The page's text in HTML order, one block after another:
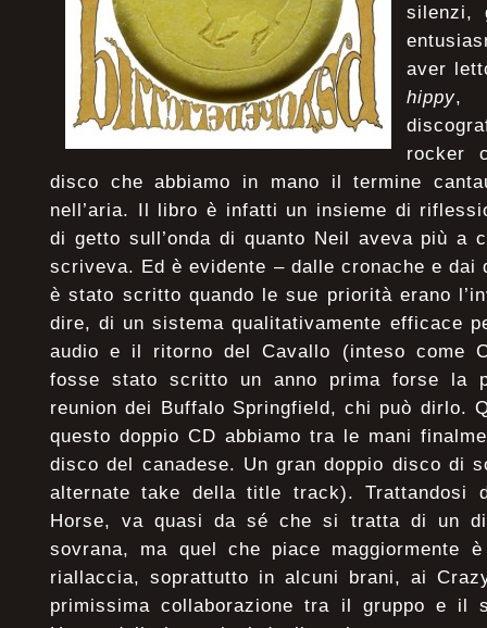
silenzi,
aver
hippy,
rocker
disco che abbiamo in mano il termine
nell’aria. Il libro è infatti un insieme di
di getto sull’onda di quanto Neil aveva più a
scriveva. Ed è evidente – dalle cronache e
è stato scritto quando le sue priorità erano
dire, di un sistema qualitativamente efficace
audio e il ritorno del Cavallo (inteso come
fosse stato scritto un anno prima forse la
reunion dei Buffalo Springfield, chi può dirlo.
questo doppio CD abbiamo tra le mani
disco del canadese. Un gran doppio disco di
alternate take della title track). Trattandosi
Horse, va quasi da sé che si tratta di un
sovrana, ma quel che piace
riallaccia, soprattutto in alcuni brani, ai
primissima collaborazione tra il gruppo e il